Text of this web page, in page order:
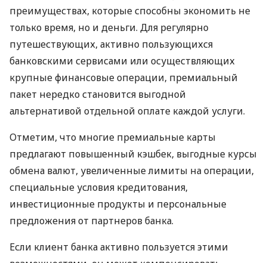
преимуществах, которые способны экономить не
только время, но и деньги. Для регулярно
путешествующих, активно пользующихся
банковскими сервисами или осуществляющих
крупные финансовые операции, премиальный
пакет нередко становится выгодной
альтернативой отдельной оплате каждой услуги.
Отметим, что многие премиальные карты
предлагают повышенный кэшбек, выгодные курсы
обмена валют, увеличенные лимиты на операции,
специальные условия кредитования,
инвестиционные продукты и персональные
предложения от партнеров банка.
Если клиент банка активно пользуется этими